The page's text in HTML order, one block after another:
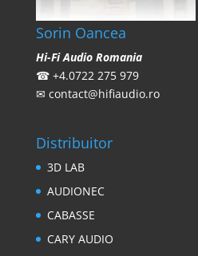
Sorin Oancea
Hi-Fi Audio Romania
☎ +4.0722 275 979
✉ contact@hifiaudio.ro
Distribuitor
3D LAB
AUDIONEC
CABASSE
CARY AUDIO